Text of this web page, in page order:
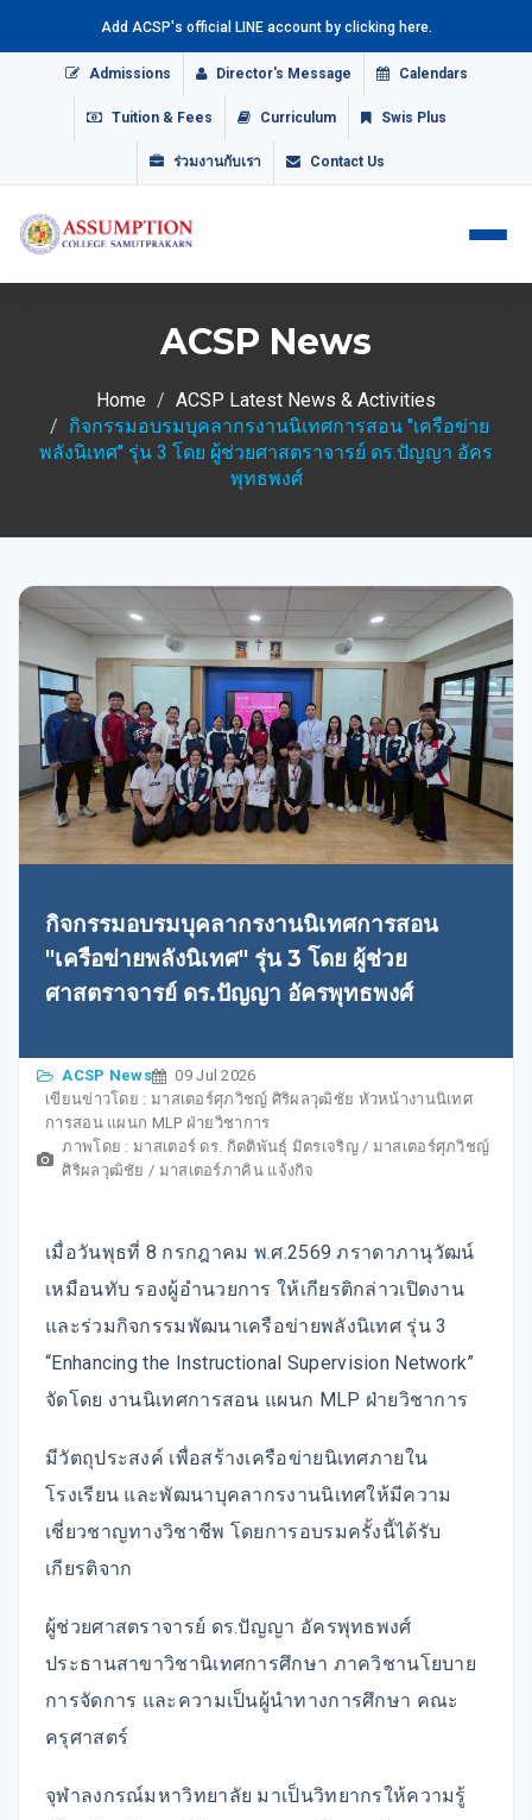
Add ACSP's official LINE account by clicking here.
Admissions Director's Message Calendars
Tuition & Fees Curriculum Swis Plus
ร่วมงานกับเรา Contact Us
ACSP News
Home
ACSP Latest News & Activities
กิจกรรมอบรมบุคลากรงานนิเทศการสอน "เครือข่าย
พลังนิเทศ" รุ่น 3 โดย ผู้ช่วยศาสตราจารย์ ดร.ปัญญา อัคร
พุทธพงศ์
กิจกรรมอบรมบุคลากรงานนิเทศการสอน
"เครือข่ายพลังนิเทศ" รุ่น 3 โดย ผู้ช่วย
ศาสตราจารย์ ดร.ปัญญา อัครพุทธพงศ์
ACSP News
09 Jul 2026
เขียนข่าวโดย : มาสเตอร์ศุภวิชญ์ ศิริผลวุฒิชัย หัวหน้างานนิเทศ
การสอน แผนก MLP ฝ่ายวิชาการ
ภาพโดย : มาสเตอร์ ดร. กิตติพันธุ์ มิตรเจริญ / มาสเตอร์ศุภวิชญ์
ศิริผลวุฒิชัย / มาสเตอร์ภาคิน แจ้งกิจ
เมื่อวันพุธที่ 8 กรกฎาคม พ.ศ.2569 ภราดาภานุวัฒน์
เหมือนทับ รองผู้อำนวยการ ให้เกียรติกล่าวเปิดงาน
และร่วมกิจกรรมพัฒนาเครือข่ายพลังนิเทศ รุ่น 3
“Enhancing the Instructional Supervision Network”
จัดโดย งานนิเทศการสอน แผนก MLP ฝ่ายวิชาการ
มีวัตถุประสงค์ เพื่อสร้างเครือข่ายนิเทศภายใน
โรงเรียน และพัฒนาบุคลากรงานนิเทศให้มีความ
เชี่ยวชาญทางวิชาชีพ โดยการอบรมครั้งนี้ได้รับ
เกียรติจาก
ผู้ช่วยศาสตราจารย์ ดร.ปัญญา อัครพุทธพงศ์
ประธานสาขาวิชานิเทศการศึกษา ภาควิชานโยบาย
การจัดการ และความเป็นผู้นำทางการศึกษา คณะ
ครุศาสตร์
จุฬาลงกรณ์มหาวิทยาลัย มาเป็นวิทยากรให้ความรู้